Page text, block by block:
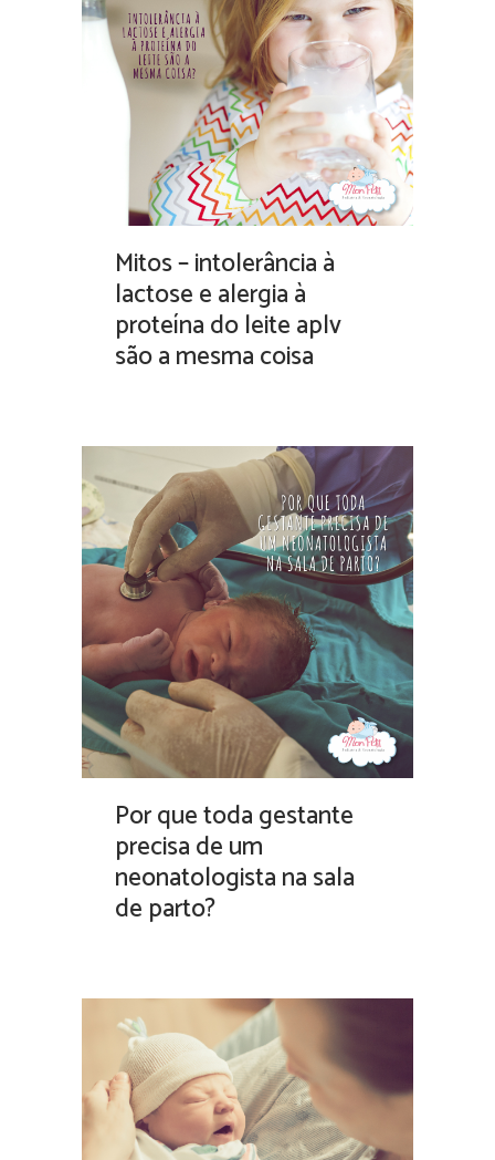
Mitos – intolerância à
lactose e alergia à
proteína do leite aplv
são a mesma coisa
Por que toda gestante
precisa de um
neonatologista na sala
de parto?